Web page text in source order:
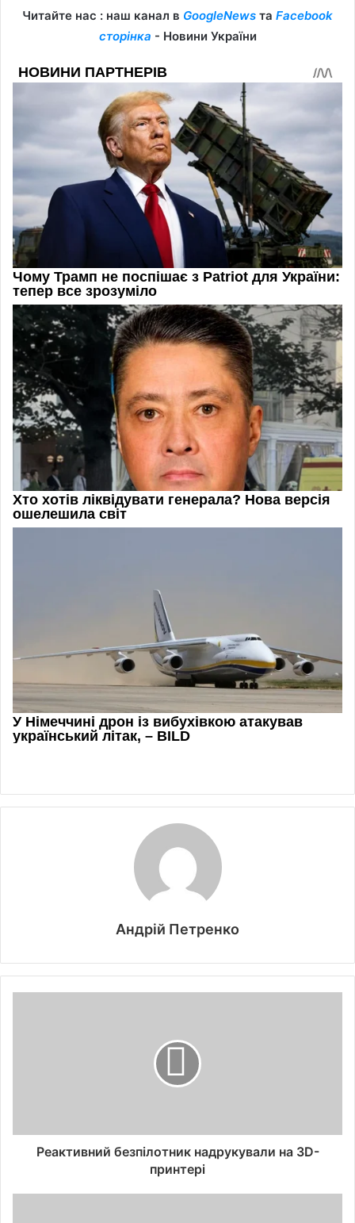
Читайте нас : наш канал в GoogleNews та Facebook
сторінка - Новини України
Андрій Петренко
Реактивний безпілотник надрукували на 3D-
принтері